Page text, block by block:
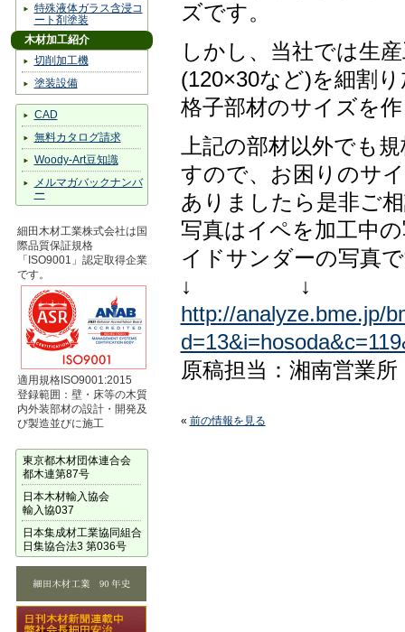
特殊液体ガラス含浸コ
ート剤塗装
木材加工紹介
切削加工機
塗装設備
CAD
無料カタログ請求
Woody-Art豆知識
メルマガバックナンバ
ー
細田木材工業株式会社は国
際品質保証規格
「ISO9001」認定取得企業
です。
適用規格ISO9001:2015
登録範囲：壁・床等の木質
内外装部材の設計・開発及
び製造並びに施工
東京都木材団体連合会
都木連第87号
日本木材輸入協会
輸入協037
日本集成材工業協同組合
日集協合法3 第036号
ズです。
しかし、当社では生
(120×30など)を細割
格子部材のサイズを
上記の部材以外でも
すので、お困りのサ
ありましたら是非ご
写真はイペを加工中
イドサンダーの写真
↓ ↓
http://analyze.bme.jp/
原稿担当：湘南営業所
« 前の情報を見る